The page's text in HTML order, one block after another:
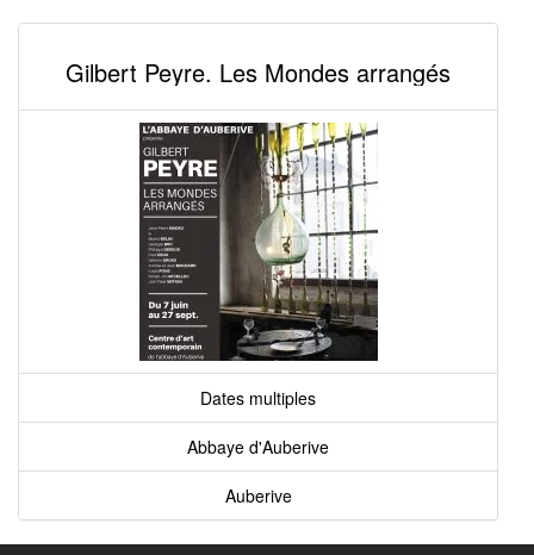
Gilbert Peyre. Les Mondes arrangés
Dates multiples
Abbaye d'Auberive
Auberive